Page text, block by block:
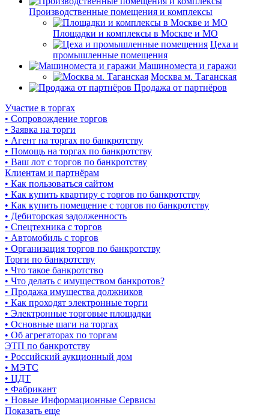
Производственные помещения и комплексы
Площадки и комплексы в Москве и МО
Цеха и
промышленные помещения
Машиноместа и гаражи
Москва м. Таганская
Продажа от партнёров
Участие в торгах
• Сопровождение торгов
• Заявка на торги
• Агент на торгах по банкротству
• Помощь на торгах по банкротству
• Ваш лот с торгов по банкротству
Клиентам и партнёрам
• Как пользоваться сайтом
• Как купить квартиру с торгов по банкротству
• Как купить помещение с торгов по банкротству
• Дебиторская задолженность
• Спецтехника с торгов
• Автомобиль с торгов
• Организация торгов по банкротству
Торги по банкротству
• Что такое банкротство
• Что делать с имуществом банкротов?
• Продажа имущества должников
• Как проходят электронные торги
• Электронные торговые площадки
• Основные шаги на торгах
• Об агрегаторах по торгам
ЭТП по банкротству
• Российский аукционный дом
• МЭТС
• ЦДТ
• Фабрикант
• Новые Информационные Сервисы
Показать еще